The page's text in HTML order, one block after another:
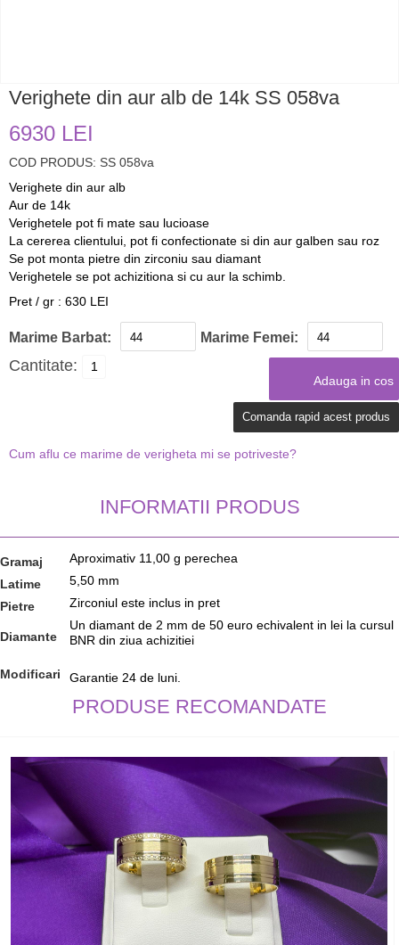
Verighete din aur alb de 14k SS 058va
6930 LEI
COD PRODUS: SS 058va
Verighete din aur alb
Aur de 14k
Verighetele pot fi mate sau lucioase
La cererea clientului, pot fi confectionate si din aur galben sau roz
Se pot monta pietre din zirconiu sau diamant
Verighetele se pot achizitiona si cu aur la schimb.
Pret / gr : 630 LEI
Marime Barbat: Marime Femei:
Cantitate:
Comanda rapid acest produs
Cum aflu ce marime de verigheta mi se potriveste?
INFORMATII PRODUS
Gramaj
Aproximativ 11,00 g perechea
Latime
5,50 mm
Pietre
Zirconiul este inclus in pret
Diamante
Un diamant de 2 mm de 50 euro echivalent in lei la cursul
BNR din ziua achizitiei
Modificari Garantie 24 de luni.
PRODUSE RECOMANDATE